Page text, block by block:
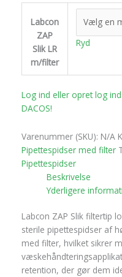
Labcon
ZAP
Slik LR
m/filter
Ryd
Log ind eller opret log
DACOS!
Varenummer (SKU): N/A
Pipettespidser med filter
Pipettespidser
Beskrivelse
Yderligere
Labcon ZAP Slik filtertip
sterile pipettespidser af
med filter, hvilket sikrer
retention, der gør dem